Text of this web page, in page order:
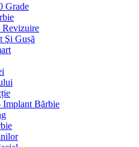
Grade
Şi Gușă
Implant Bărbie